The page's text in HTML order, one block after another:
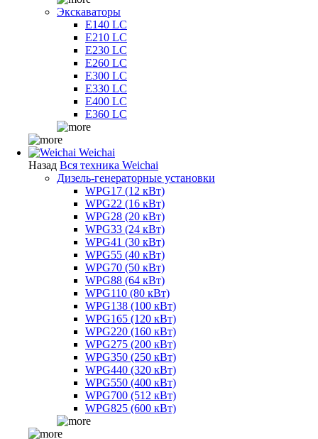
Экскаваторы
E140 LC
E210 LC
E230 LC
E260 LC
E300 LC
E330 LC
E400 LC
E360 LC
Weichai
Назад Вся техника Weichai
Дизель-генераторные установки
WPG17 (12 кВт)
WPG22 (16 кВт)
WPG28 (20 кВт)
WPG33 (24 кВт)
WPG41 (30 кВт)
WPG55 (40 кВт)
WPG70 (50 кВт)
WPG88 (64 кВт)
WPG110 (80 кВт)
WPG138 (100 кВт)
WPG165 (120 кВт)
WPG220 (160 кВт)
WPG275 (200 кВт)
WPG350 (250 кВт)
WPG440 (320 кВт)
WPG550 (400 кВт)
WPG700 (512 кВт)
WPG825 (600 кВт)